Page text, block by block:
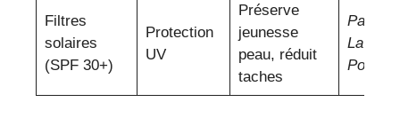
Filtres
solaires
(SPF 30+)
Protection
UV
Préserve
jeunesse
peau, réduit
taches
La
Posay